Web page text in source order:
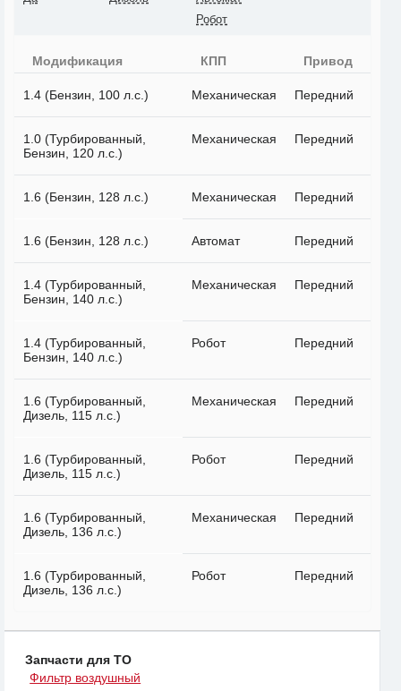
Робот
Модификация КПП Привод
1.4 (Бензин, 100 л.с.) Механическая Передний
1.0 (Турбированный,
Бензин, 120 л.с.)
Механическая Передний
1.6 (Бензин, 128 л.с.) Механическая Передний
1.6 (Бензин, 128 л.с.) Автомат Передний
1.4 (Турбированный,
Бензин, 140 л.с.)
Механическая Передний
1.4 (Турбированный,
Бензин, 140 л.с.)
Робот Передний
1.6 (Турбированный,
Дизель, 115 л.с.)
Механическая Передний
1.6 (Турбированный,
Дизель, 115 л.с.)
Робот Передний
1.6 (Турбированный,
Дизель, 136 л.с.)
Механическая Передний
1.6 (Турбированный,
Дизель, 136 л.с.)
Робот Передний
Запчасти для ТО
Фильтр воздушный